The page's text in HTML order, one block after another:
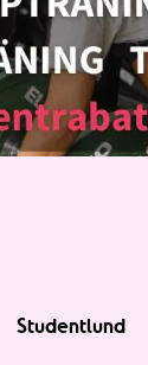
Studentlund